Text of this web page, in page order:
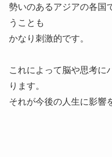
勢いのあるアジアの各国
うことも
かなり刺激的です。
これによって脳や思考に
ります。
それが今後の人生に影響